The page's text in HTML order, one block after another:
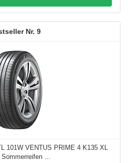
9
101W VENTUS PRIME 4 K135 XL
Sommerreifen ...